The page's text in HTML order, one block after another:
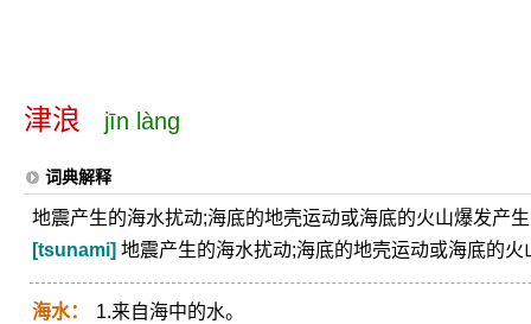
津浪 jīn làng
词典解释
地震产生的海水扰动;海底的地壳运动或海底的火山爆发产
[tsunami] 地震产生的海水扰动;海底的地壳运动或海底的
海水：
1.来自海中的水。